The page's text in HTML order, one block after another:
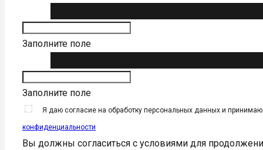
Заполните поле
Заполните поле
Я даю согласие на обработку персональных данных и
конфиденциальности
Вы должны согласиться с условиями для